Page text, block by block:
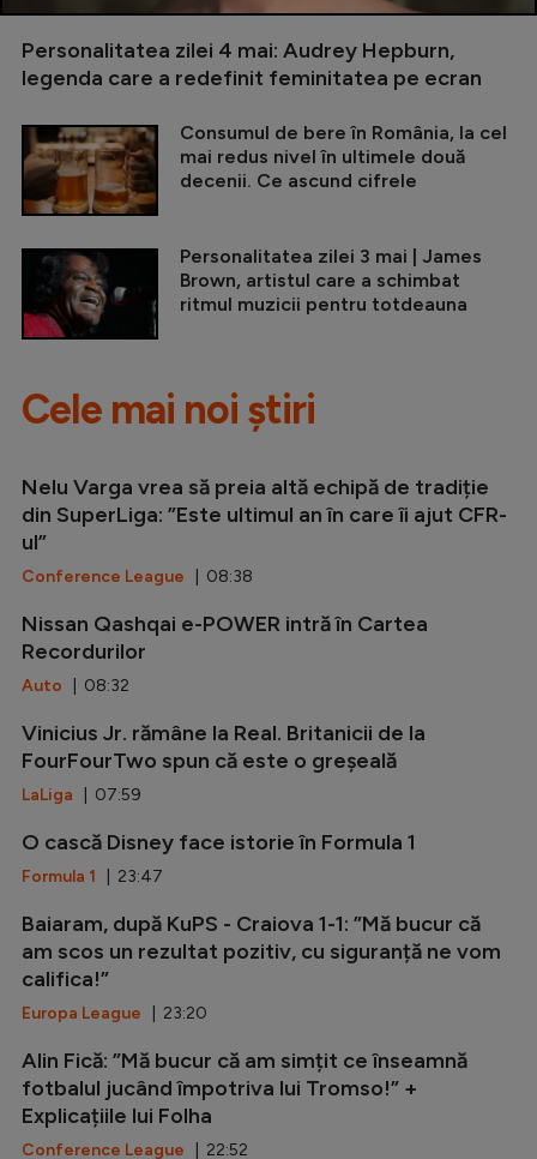
Personalitatea zilei 4 mai: Audrey Hepburn,
legenda care a redefinit feminitatea pe ecran
Consumul de bere în România, la cel
mai redus nivel în ultimele două
decenii. Ce ascund cifrele
Personalitatea zilei 3 mai | James
Brown, artistul care a schimbat
ritmul muzicii pentru totdeauna
Cele mai noi știri
Nelu Varga vrea să preia altă echipă de tradiție
din SuperLiga: ”Este ultimul an în care îi ajut CFR-
ul”
Conference League | 08:38
Nissan Qashqai e-POWER intră în Cartea
Recordurilor
Auto | 08:32
Vinicius Jr. rămâne la Real. Britanicii de la
FourFourTwo spun că este o greșeală
LaLiga | 07:59
O cască Disney face istorie în Formula 1
Formula 1 | 23:47
Baiaram, după KuPS - Craiova 1-1: ”Mă bucur că
am scos un rezultat pozitiv, cu siguranță ne vom
califica!”
Europa League | 23:20
Alin Fică: ”Mă bucur că am simțit ce înseamnă
fotbalul jucând împotriva lui Tromso!” +
Explicațiile lui Folha
Conference League | 22:52